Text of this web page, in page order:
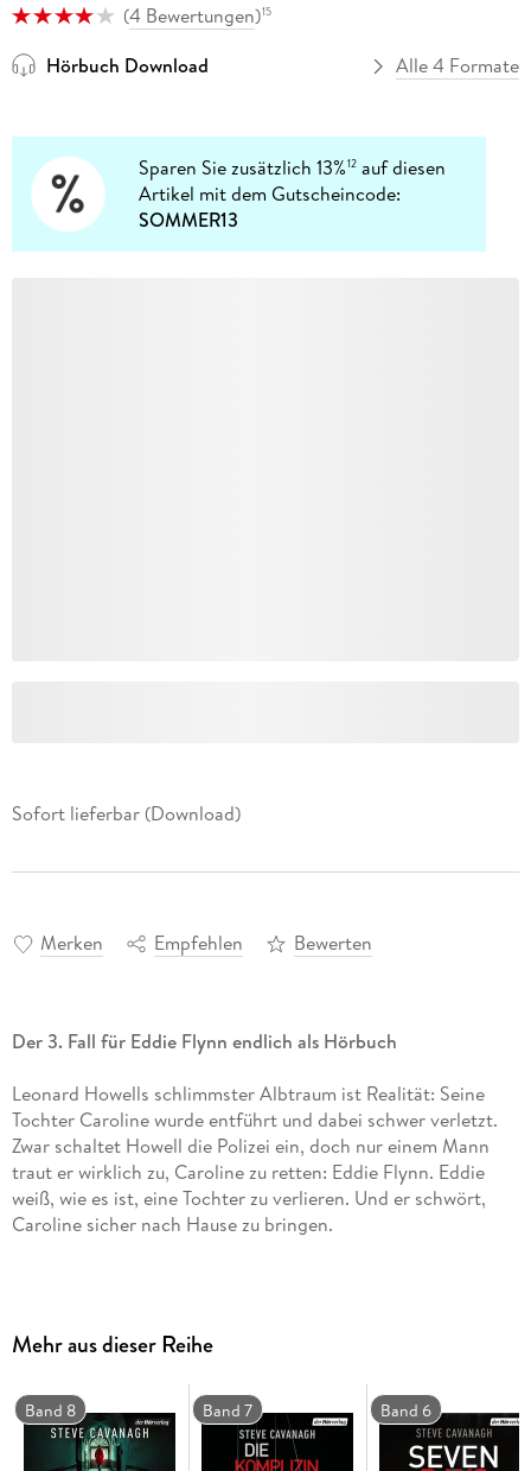
(4 Bewertungen)15
Hörbuch Download Alle 4 Formate
Sparen Sie zusätzlich 13%12 auf diesen
Artikel mit dem Gutscheincode:
SOMMER13
Sofort lieferbar (Download)
Merken Empfehlen Bewerten
Der 3. Fall für Eddie Flynn endlich als Hörbuch
Leonard Howells schlimmster Albtraum ist Realität: Seine
Tochter Caroline wurde entführt und dabei schwer verletzt.
Zwar schaltet Howell die Polizei ein, doch nur einem Mann
traut er wirklich zu, Caroline zu retten: Eddie Flynn. Eddie
weiß, wie es ist, eine Tochter zu verlieren. Und er schwört,
Caroline sicher nach Hause zu bringen.
führen kann. Doch irgendjemand zieht im Hintergrund die
Fäden in einem Spiel, das vor vielen Jahren begann. Und in
dem Eddie bald nicht mehr weiß, wer die Wahrheit sagt und
wer lügt während Caroline irgendwo verzweifelt um ihr Leben
kämpft . . .
Mehr aus dieser Reihe
Band 8 Band 7 Band 6